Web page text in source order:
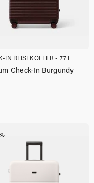
IN REISEKOFFER - 77 L
Check-In Burgundy